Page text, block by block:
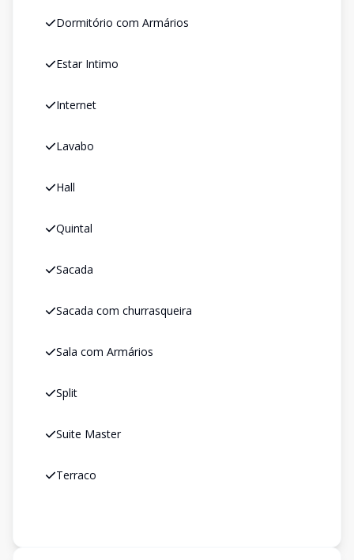
Dormitório com Armários
Estar Intimo
Internet
Lavabo
Hall
Quintal
Sacada
Sacada com churrasqueira
Sala com Armários
Split
Suite Master
Terraco